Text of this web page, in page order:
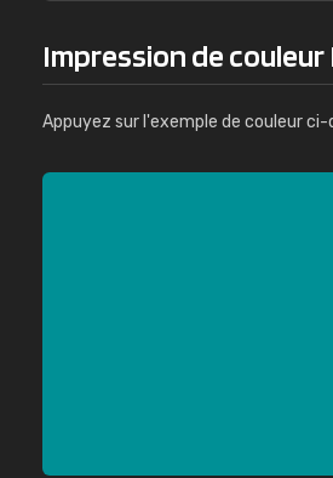
Impression de couleur
Appuyez sur l'exemple de couleur